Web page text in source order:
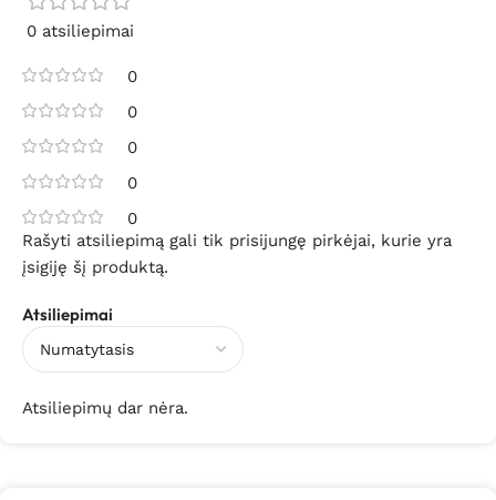
0 atsiliepimai
0
0
0
0
0
Atsiliepimai
Atsiliepimų dar nėra.
Rašyti atsiliepimą gali tik prisijungę pirkėjai, kurie yra
įsigiję šį produktą.